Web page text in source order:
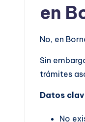
en
No, en
Sin
trámites
Datos
No